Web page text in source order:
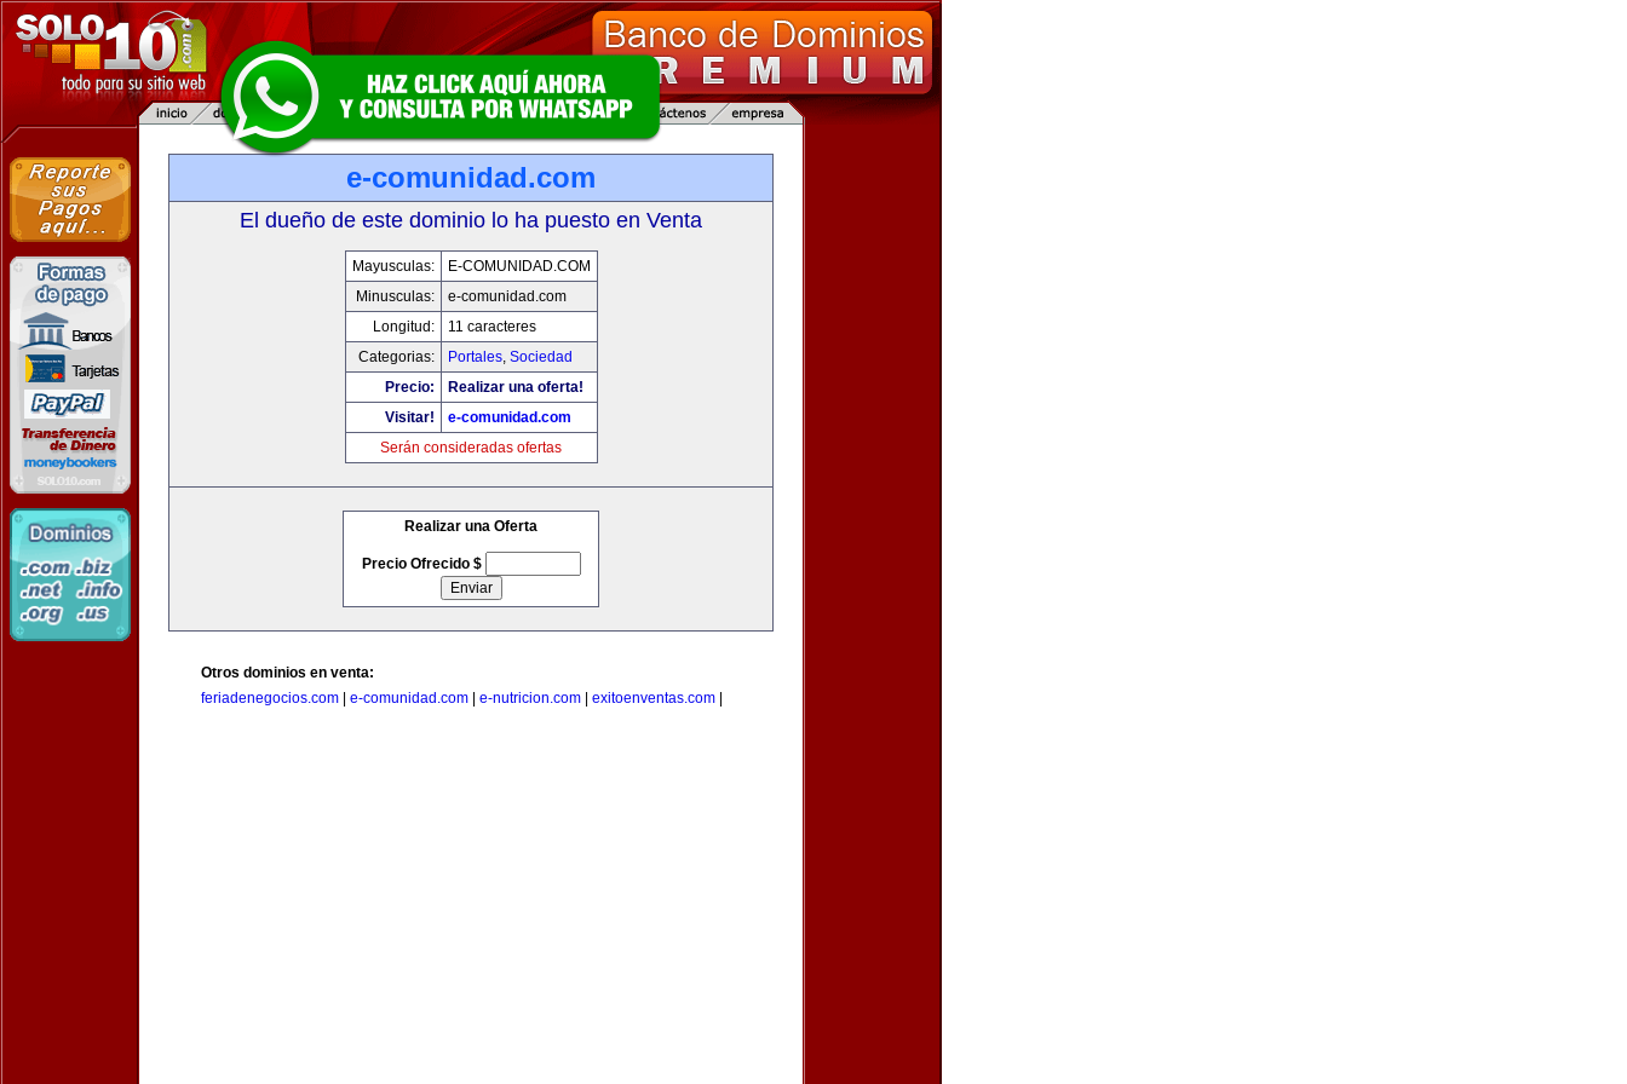
e-comunidad.com
El dueño de este dominio lo ha puesto en Venta
Mayusculas:
E-COMUNIDAD.COM
Minusculas:
e-comunidad.com
Longitud:
11 caracteres
Categorias:
Portales, Sociedad
Precio:
Realizar una oferta!
Visitar!
e-comunidad.com
Serán consideradas ofertas
Realizar una Oferta
Precio Ofrecido $
Otros dominios en venta:
feriadenegocios.com
e-comunidad.com e-nutricion.com exitoenventas.com